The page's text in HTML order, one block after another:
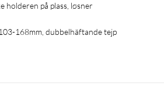
holderen på plass, løsner
168mm, dubbelhäftande tejp